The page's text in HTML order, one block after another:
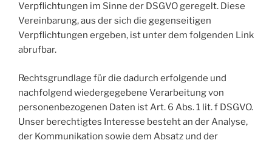
Verpflichtungen im Sinne der DSGVO geregelt. Diese
Vereinbarung, aus der sich die gegenseitigen
Verpflichtungen ergeben, ist unter dem folgenden Link
abrufbar.
Rechtsgrundlage für die dadurch erfolgende und
nachfolgend wiedergegebene Verarbeitung von
personenbezogenen Daten ist Art. 6 Abs. 1 lit. f DSGVO.
Unser berechtigtes Interesse besteht an der Analyse,
der Kommunikation sowie dem Absatz und der